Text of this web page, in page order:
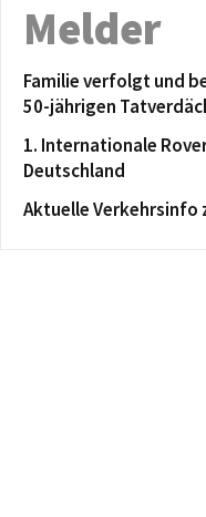
Melder
Familie verfolgt und
50-jährigen
1. Internationale
Deutschland
Aktuelle Verkehrsinfo